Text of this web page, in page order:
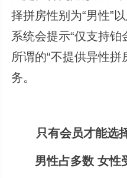
择拼房性别为“男性”
系统会提示“仅支持
所谓的“不提供异性拼
务。
只有会员才能选
男性占多数 女性